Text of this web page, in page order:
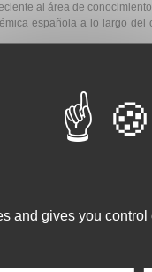
al área de
española a lo largo del
presentados por
la materia descrita,
ó 2015.
Español (público o
and gives you